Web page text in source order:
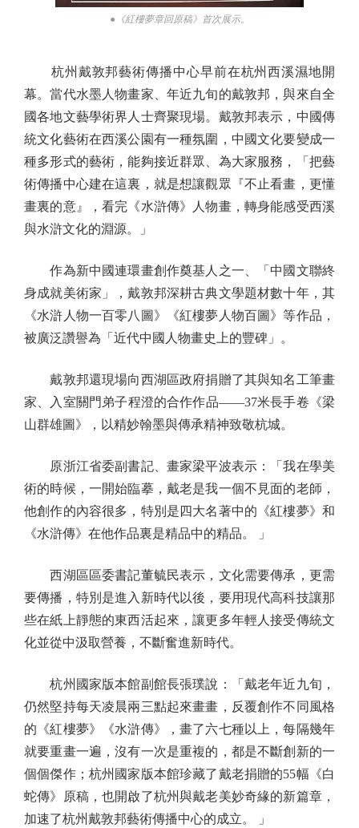
●《紅樓夢章回原稿》首次展示。
杭州戴敦邦藝術傳播中心早前在杭州西溪濕地開
幕。當代水墨人物畫家、年近九旬的戴敦邦，與來自全
國各地文藝學術界人士齊聚現場。戴敦邦表示，中國傳
統文化藝術在西溪公園有一種氛圍，中國文化要變成一
種多形式的藝術，能夠接近群眾、為大家服務，「把藝
術傳播中心建在這裏，就是想讓觀眾『不止看畫，更懂
畫裏的意』，看完《水滸傳》人物畫，轉身能感受西溪
與水滸文化的淵源。」
作為新中國連環畫創作奠基人之一、「中國文聯終
身成就美術家」，戴敦邦深耕古典文學題材數十年，其
《水滸人物一百零八圖》《紅樓夢人物百圖》等作品，
被廣泛讚譽為「近代中國人物畫史上的豐碑」。
戴敦邦還現場向西湖區政府捐贈了其與知名工筆畫
家、入室關門弟子程澄的合作作品——37米長手卷《梁
山群雄圖》，以精妙翰墨與傳承精神致敬杭城。
原浙江省委副書記、畫家梁平波表示：「我在學美
術的時候，一開始臨摹，戴老是我一個不見面的老師，
他創作的內容很多，特別是四大名著中的《紅樓夢》和
《水滸傳》在他作品裏是精品中的精品。 」
西湖區區委書記董毓民表示，文化需要傳承，更需
要傳播，特別是進入新時代以後，要用現代高科技讓那
些在紙上靜態的東西活起來，讓更多年輕人接受傳統文
化並從中汲取營養，不斷奮進新時代。
杭州國家版本館副館長張璞說：「戴老年近九旬，
仍然堅持每天凌晨兩三點起來畫畫，反覆創作不同風格
的《紅樓夢》《水滸傳》，畫了六七種以上，每隔幾年
就要重畫一遍，沒有一次是重複的，都是不斷創新的一
個個傑作；杭州國家版本館珍藏了戴老捐贈的55幅《白
蛇傳》原稿，也開啟了杭州與戴老美妙奇緣的新篇章，
加速了杭州戴敦邦藝術傳播中心的成立。 」